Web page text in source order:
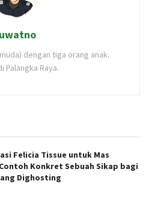
dengan tiga orang anak.
Palangka Raya.
Felicia Tissue untuk Mas
Konkret Sebuah Sikap bagi
Dighosting